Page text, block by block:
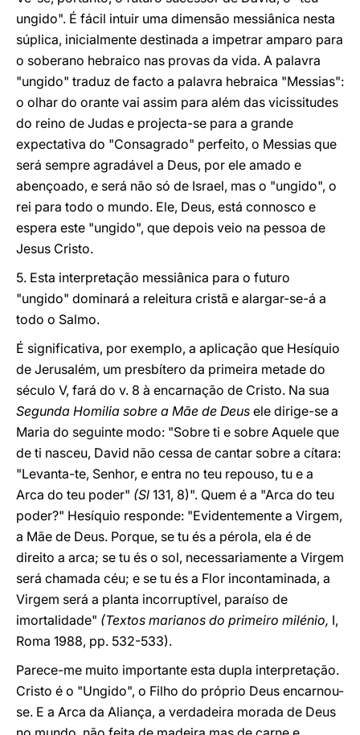
ungido". É fácil intuir uma dimensão messiânica nesta
súplica, inicialmente destinada a impetrar amparo para
o soberano hebraico nas provas da vida. A palavra
"ungido" traduz de facto a palavra hebraica "Messias":
o olhar do orante vai assim para além das vicissitudes
do reino de Judas e projecta-se para a grande
expectativa do "Consagrado" perfeito, o Messias que
será sempre agradável a Deus, por ele amado e
abençoado, e será não só de Israel, mas o "ungido", o
rei para todo o mundo. Ele, Deus, está connosco e
espera este "ungido", que depois veio na pessoa de
Jesus Cristo.
5. Esta interpretação messiânica para o futuro
"ungido" dominará a releitura cristã e alargar-se-á a
todo o Salmo.
É significativa, por exemplo, a aplicação que Hesíquio
de Jerusalém, um presbítero da primeira metade do
século V, fará do v. 8 à encarnação de Cristo. Na sua
Segunda Homilia sobre a Mãe de Deus ele dirige-se a
Maria do seguinte modo: "Sobre ti e sobre Aquele que
de ti nasceu, David não cessa de cantar sobre a cítara:
"Levanta-te, Senhor, e entra no teu repouso, tu e a
Arca do teu poder" (Sl 131, 8)". Quem é a "Arca do teu
poder?" Hesíquio responde: "Evidentemente a Virgem,
a Mãe de Deus. Porque, se tu és a pérola, ela é de
direito a arca; se tu és o sol, necessariamente a Virgem
será chamada céu; e se tu és a Flor incontaminada, a
Virgem será a planta incorruptível, paraíso de
imortalidade" (Textos marianos do primeiro milénio, I,
Roma 1988, pp. 532-533).
Parece-me muito importante esta dupla interpretação.
Cristo é o "Ungido", o Filho do próprio Deus encarnou-
se. E a Arca da Aliança, a verdadeira morada de Deus